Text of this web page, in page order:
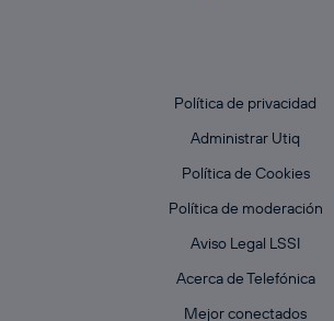
Política de privacidad
Administrar Utiq
Política de Cookies
Política de moderación
Aviso Legal LSSI
Acerca de Telefónica
Mejor conectados